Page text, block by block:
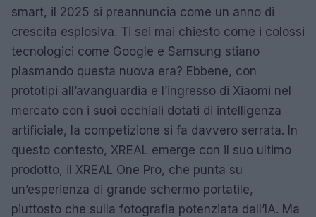
smart, il 2025 si preannuncia come un anno di
crescita esplosiva. Ti sei mai chiesto come i colossi
tecnologici come Google e Samsung stiano
plasmando questa nuova era? Ebbene, con
prototipi all’avanguardia e l’ingresso di Xiaomi nel
mercato con i suoi occhiali dotati di intelligenza
artificiale, la competizione si fa davvero serrata. In
questo contesto, XREAL emerge con il suo ultimo
prodotto, il XREAL One Pro, che punta su
un’esperienza di grande schermo portatile,
piuttosto che sulla fotografia potenziata dall’IA. Ma